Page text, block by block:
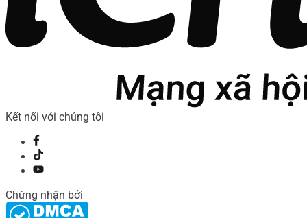
Kết nối với chúng tôi
Chứng nhận bởi